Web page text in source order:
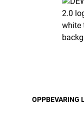
OPPBEVARING